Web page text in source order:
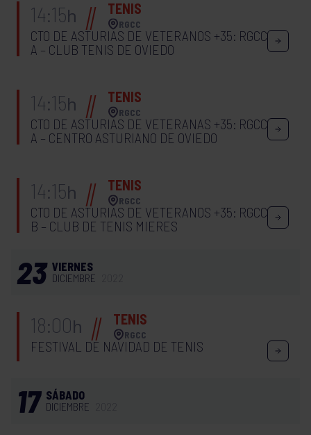
14:15h TENIS
RGCC
CTO DE ASTURIAS DE VETERANOS +35: RGCC
A – CLUB TENIS DE OVIEDO
14:15h TENIS
RGCC
CTO DE ASTURIAS DE VETERANAS +35: RGCC
A – CENTRO ASTURIANO DE OVIEDO
14:15h TENIS
RGCC
CTO DE ASTURIAS DE VETERANOS +35: RGCC
B – CLUB DE TENIS MIERES
23 VIERNES
DICIEMBRE
18:00h TENIS
RGCC
FESTIVAL DE NAVIDAD DE TENIS
17 SÁBADO
DICIEMBRE